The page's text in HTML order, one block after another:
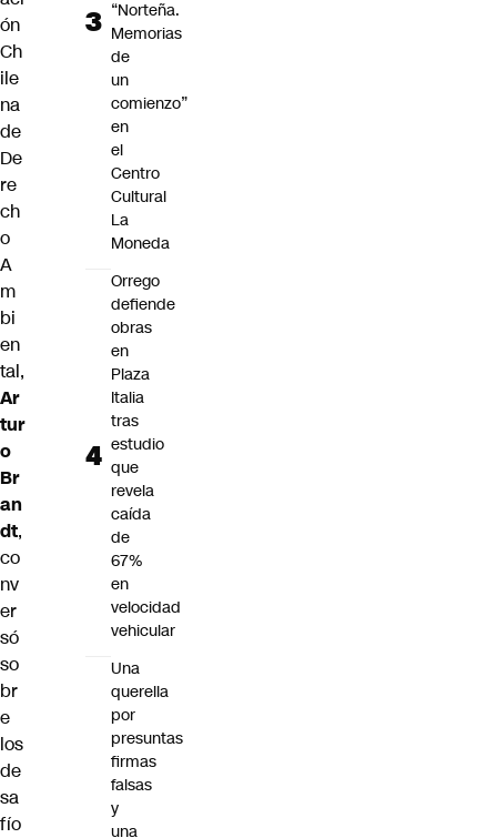
ón
Ch
ile
na
de
De
re
ch
o
A
m
bi
en
tal,
Ar
tur
o
Br
an
dt,
co
nv
er
só
so
br
e
los
de
sa
fío
“Norteña.
Memorias
de
un
comienzo”
en
el
Centro
Cultural
La
Moneda
Orrego
defiende
obras
en
Plaza
Italia
tras
estudio
que
revela
caída
de
67%
en
velocidad
vehicular
Una
querella
por
presuntas
firmas
falsas
y
una